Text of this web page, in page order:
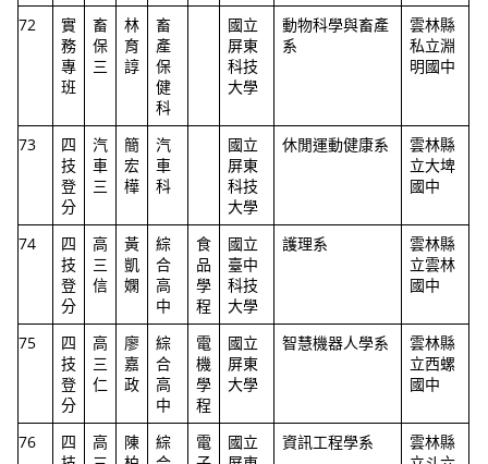
72
實
務
專
班
畜
保
三
林
育
諄
畜
產
保
健
科
國立
屏東
科技
大學
動物科學與畜產
系
雲林縣
私立淵
明國中
73
四
技
登
分
汽
車
三
簡
宏
樺
汽
車
科
國立
屏東
科技
大學
休閒運動健康系
雲林縣
立大埤
國中
74
四
技
登
分
高
三
信
黃
凱
嫻
綜
合
高
中
食
品
學
程
國立
臺中
科技
大學
護理系
雲林縣
立雲林
國中
75
四
技
登
分
高
三
仁
廖
嘉
政
綜
合
高
中
電
機
學
程
國立
屏東
大學
智慧機器人學系
雲林縣
立西螺
國中
76
四
高
陳
綜
電
國立
資訊工程學系
雲林縣